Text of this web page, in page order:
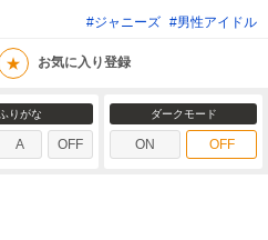
#ジャニーズ #男性アイドル
★ お気に入り登録
ふりがな
A OFF
ダークモード
ON OFF